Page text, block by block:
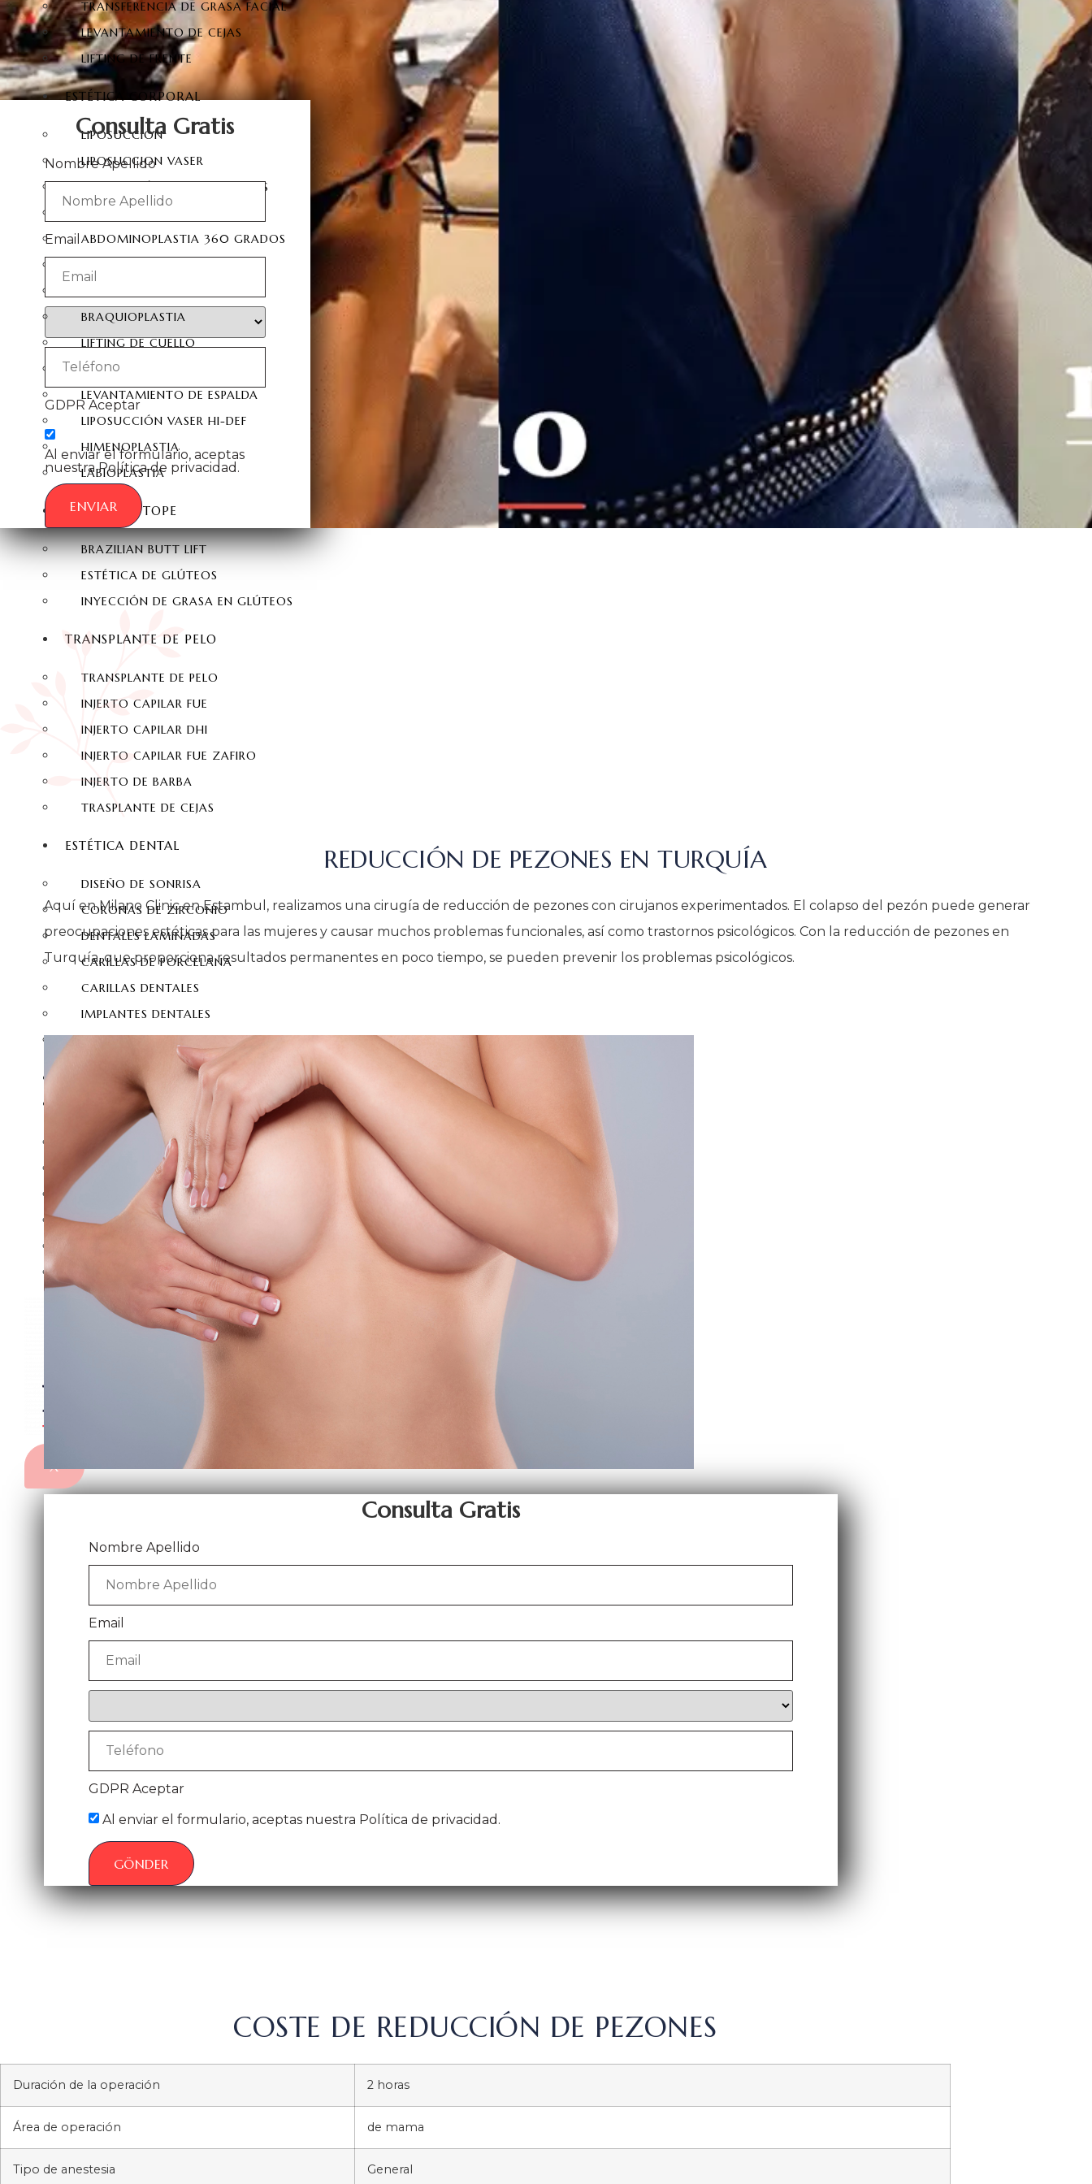
TRANSFERENCIA DE GRASA FACIAL
LEVANTAMIENTO DE CEJAS
LIFTING DE FRENTE
ESTÉTICA CORPORAL
LIPOSUCCIÓN
LIPOSUCCION VASER
LIPOSUCCIÓN DE 360 GRADOS
ABDOMINOPLASTIA
ABDOMINOPLASTIA 360 GRADOS
BRAQUIOPLASTIA
LIFTING DE CUELLO
LIFTING DE MUSLOS
LEVANTAMIENTO DE ESPALDA
LIPOSUCCIÓN VASER HI-DEF
HIMENOPLASTIA
LABIOPLASTIA
ESTÉTICA A TOPE
BRAZILIAN BUTT LIFT
ESTÉTICA DE GLÚTEOS
INYECCIÓN DE GRASA EN GLÚTEOS
TRANSPLANTE DE PELO
TRANSPLANTE DE PELO
INJERTO CAPILAR FUE
INJERTO CAPILAR DHI
INJERTO CAPILAR FUE ZAFIRO
INJERTO DE BARBA
TRASPLANTE DE CEJAS
ESTÉTICA DENTAL
DISEÑO DE SONRISA
CORONAS DE ZIRCONIO
DENTALES LAMINADAS
CARILLAS DE PORCELANA
CARILLAS DENTALES
IMPLANTES DENTALES
BLANQUEAMIENTO DENTAL
CONTACTO
TÜRKÇE TURCO
ENGLISH
INGLÉS
DEUTSCH( ALEMÁN)
ITALIANO
FRANCÉS)
RUSO
X
Consulta Gratis
Nombre Apellido
Email
GDPR Aceptar
Al enviar el formulario, aceptas
nuestra Política de privacidad.
ENVIAR
REDUCCIÓN DE PEZONES EN TURQUÍA
Aquí en Milano Clinic en Estambul, realizamos una cirugía de reducción de pezones con cirujanos experimentados. El colapso del pezón puede generar
preocupaciones estéticas para las mujeres y causar muchos problemas funcionales, así como trastornos psicológicos. Con la reducción de pezones en
Turquía, que proporciona resultados permanentes en poco tiempo, se pueden prevenir los problemas psicológicos.
Consulta Gratis
Nombre Apellido
Email
GDPR Aceptar
Al enviar el formulario, aceptas nuestra Política de privacidad.
GÖNDER
COSTE DE REDUCCIÓN DE PEZONES
Duración de la operación 2 horas
Área de operación de mama
Tipo de anestesia General